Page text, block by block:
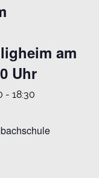
am
Uhr
- 18:30